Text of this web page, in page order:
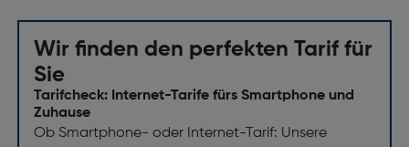
Wir finden den perfekten Tarif für
Sie
Tarifcheck: Internet-Tarife fürs Smartphone und
Zuhause
Ob Smartphone- oder Internet-Tarif: Unsere